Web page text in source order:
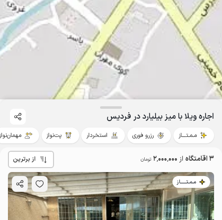
اجاره ویلا با میز بیلیارد در فردیس
مـمـتــــاز رزرو فوری استخردار پت‌نواز
3 اقامتگاه از 2٬000٬000 تومان از برترین
مـمـتــــــاز